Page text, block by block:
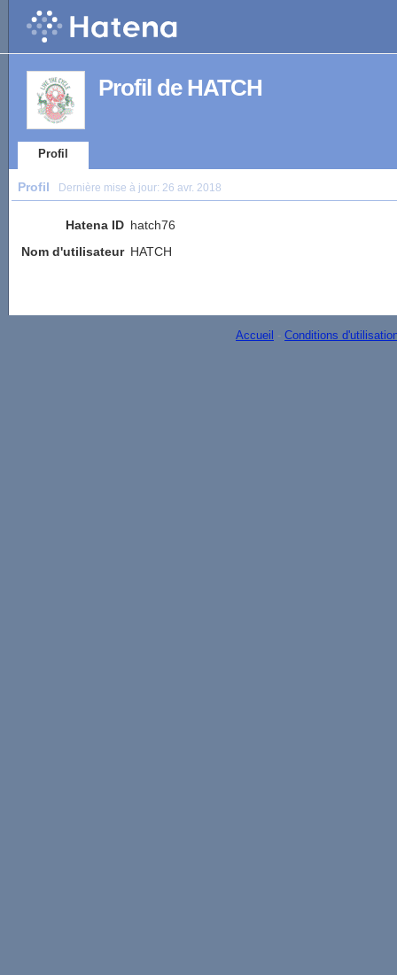
Profil de HATCH
Profil
Profil Dernière mise à jour: 26 avr. 2018
Hatena ID hatch76
Nom d'utilisateur HATCH
Accueil - Conditions